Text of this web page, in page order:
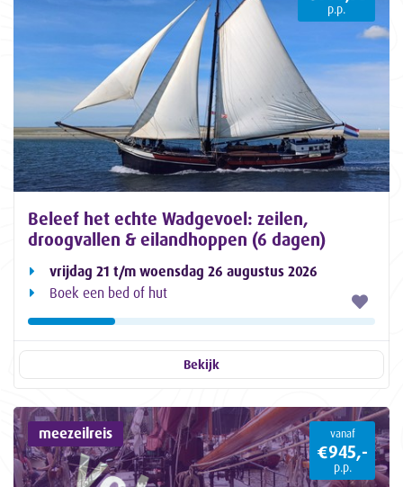
p.p.
Beleef het echte Wadgevoel: zeilen,
droogvallen & eilandhoppen (6 dagen)
vrijdag 21 t/m woensdag 26 augustus 2026
Boek een bed of hut
Bekijk
meezeilreis vanaf
€945,-
p.p.